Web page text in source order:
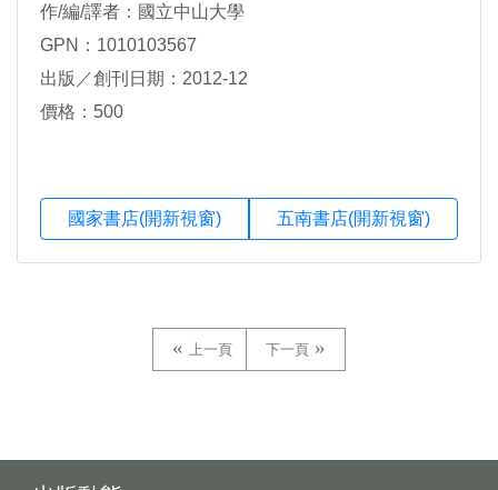
作/編/譯者：國立中山大學
GPN：1010103567
出版／創刊日期：2012-12
價格：500
國家書店(開新視窗) 五南書店(開新視窗)
上一頁 下一頁